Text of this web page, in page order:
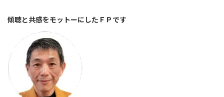
傾聴と共感をモットーにしたＦＰです